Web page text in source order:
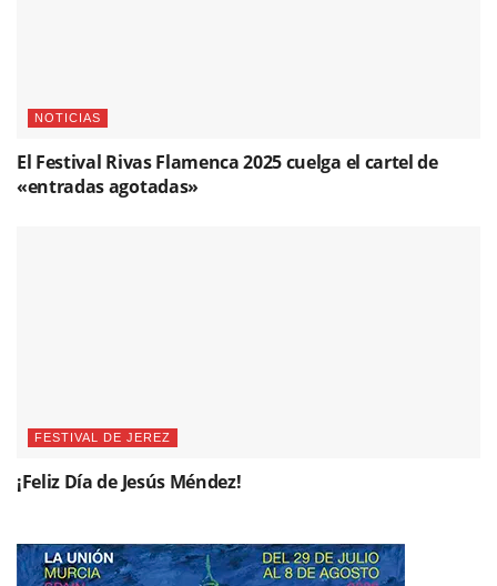
NOTICIAS
El Festival Rivas Flamenca 2025 cuelga el cartel de
«entradas agotadas»
FESTIVAL DE JEREZ
¡Feliz Día de Jesús Méndez!